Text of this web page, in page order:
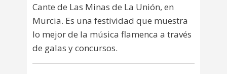
Cante de Las Minas de La Unión, en
Murcia. Es una festividad que muestra
lo mejor de la música flamenca a través
de galas y concursos.